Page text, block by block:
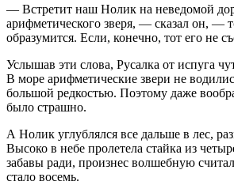
— Встретит наш Нолик на неведомой
арифметического зверя, — сказал он, —
образумится. Если, конечно, тот его не
Услышав эти слова, Русалка от испуга
В море арифметические звери не
большой редкостью. Поэтому даже
было страшно.
А Нолик углублялся все дальше в лес,
Высоко в небе пролетела стайка из
забавы ради, произнес волшебную
стало восемь.